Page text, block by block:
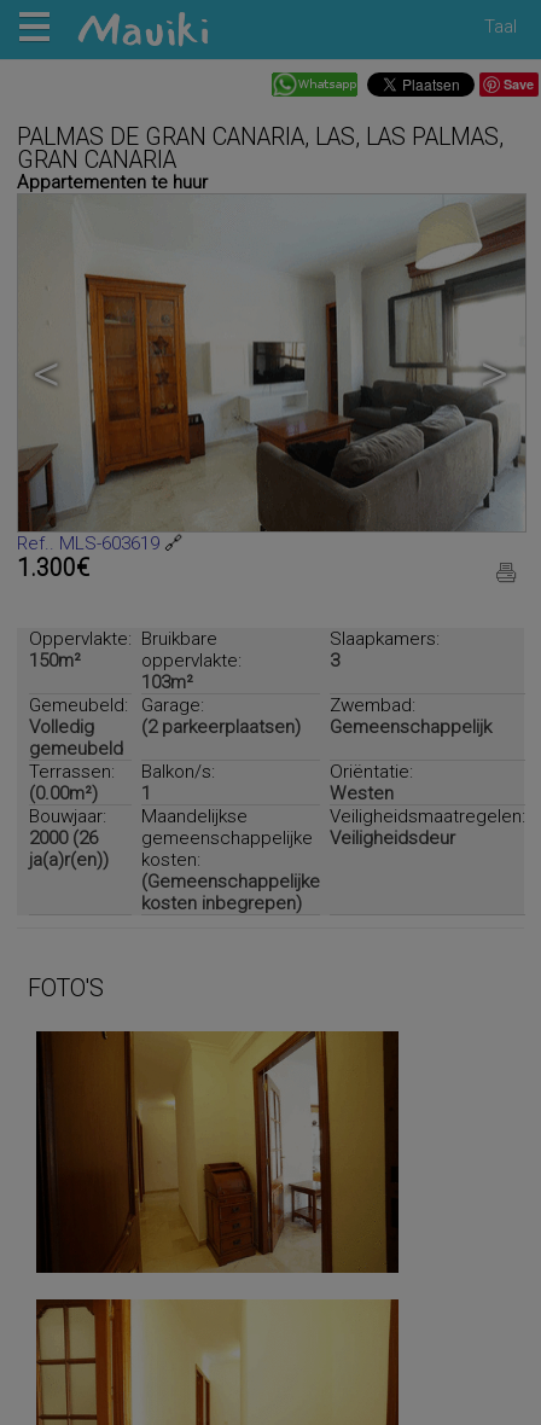
Taal
Save
PALMAS DE GRAN CANARIA, LAS, LAS PALMAS,
GRAN CANARIA
Appartementen te huur
< >
Ref.. MLS-603619 🔗
1.300€
Oppervlakte:
150m²
Bruikbare
oppervlakte:
103m²
Slaapkamers:
3
Gemeubeld:
Volledig
gemeubeld
Garage:
(2 parkeerplaatsen)
Zwembad:
Gemeenschappelijk
Terrassen:
(0.00m²)
Balkon/s:
1
Oriëntatie:
Westen
Bouwjaar:
2000 (26
ja(a)r(en))
Maandelijkse
gemeenschappelijke
kosten:
(Gemeenschappelijke
kosten inbegrepen)
Veiligheidsmaatregelen:
Veiligheidsdeur
FOTO'S